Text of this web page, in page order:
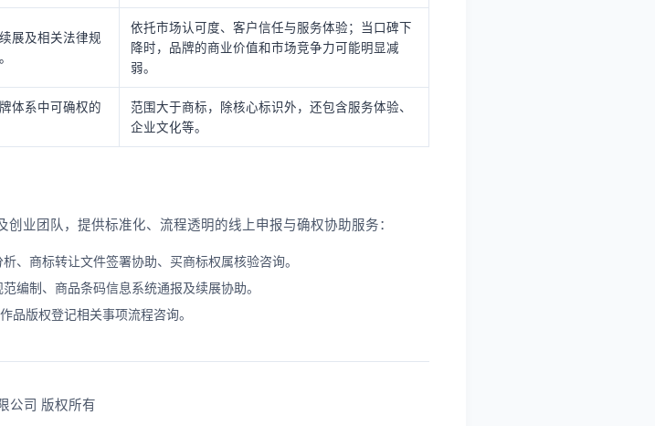
展及相关法律规
依托市场认可度、客户信任与服务体验；当口碑下
降时，品牌的商业价值和市场竞争力可能明显减
弱。
体系中可确权的
范围大于商标，除核心标识外，还包含服务体验、
企业文化等。
业团队，提供标准化、流程透明的线上申报与确权协助服务：
、商标转让文件签署协助、买商标权属核验咨询。
编制、商品条码信息系统通报及续展协助。
品版权登记相关事项流程咨询。
公司 版权所有